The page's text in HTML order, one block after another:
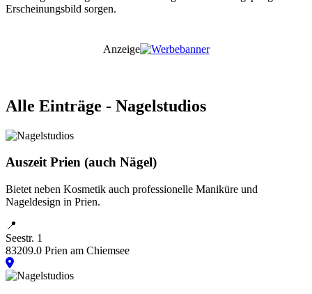
Erscheinungsbild sorgen.
Anzeige
Alle Einträge - Nagelstudios
Auszeit Prien (auch Nägel)
Bietet neben Kosmetik auch professionelle Maniküre und
Nageldesign in Prien.
📍
Seestr. 1
83209.0 Prien am Chiemsee